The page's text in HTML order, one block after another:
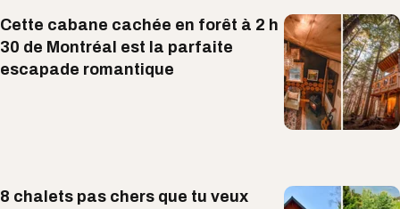
Cette cabane cachée en forêt à 2 h
30 de Montréal est la parfaite
escapade romantique
8 chalets pas chers que tu veux